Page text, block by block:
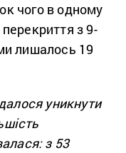
чого в одному
перекриття з 9-
лишалось 19
уникнути
з 53